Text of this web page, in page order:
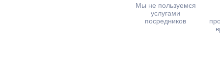
Мы не пользуемся
услугами
посредников